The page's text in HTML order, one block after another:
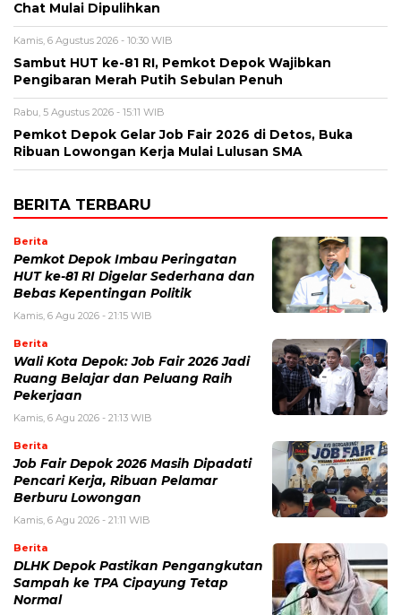
Chat Mulai Dipulihkan
Kamis, 6 Agustus 2026 - 10:30 WIB
Sambut HUT ke-81 RI, Pemkot Depok Wajibkan
Pengibaran Merah Putih Sebulan Penuh
Rabu, 5 Agustus 2026 - 15:11 WIB
Pemkot Depok Gelar Job Fair 2026 di Detos, Buka
Ribuan Lowongan Kerja Mulai Lulusan SMA
BERITA TERBARU
Berita
Pemkot Depok Imbau Peringatan
HUT ke-81 RI Digelar Sederhana dan
Bebas Kepentingan Politik
Kamis, 6 Agu 2026 - 21:15 WIB
Berita
Wali Kota Depok: Job Fair 2026 Jadi
Ruang Belajar dan Peluang Raih
Pekerjaan
Kamis, 6 Agu 2026 - 21:13 WIB
Berita
Job Fair Depok 2026 Masih Dipadati
Pencari Kerja, Ribuan Pelamar
Berburu Lowongan
Kamis, 6 Agu 2026 - 21:11 WIB
Berita
DLHK Depok Pastikan Pengangkutan
Sampah ke TPA Cipayung Tetap
Normal